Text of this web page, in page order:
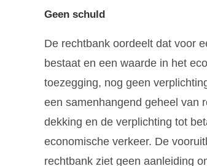
Geen schuld
De rechtbank oordeelt dat voor
bestaat en een waarde in het
toezegging, nog geen
een samenhangend geheel van
dekking en de verplichting tot
economische verkeer. De
rechtbank ziet geen aanleiding